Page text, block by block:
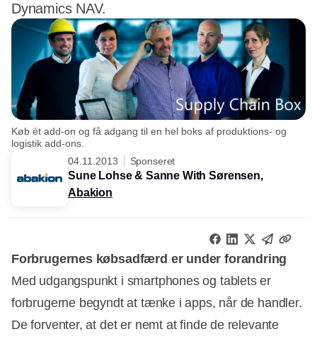
Dynamics NAV.
Køb ét add-on og få adgang til en hel boks af produktions- og
logistik add-ons.
04.11.2013
Sponseret
Sune Lohse & Sanne With Sørensen,
Abakion
Forbrugernes købsadfærd er under forandring
Med udgangspunkt i smartphones og tablets er
forbrugerne begyndt at tænke i apps, når de handler.
De forventer, at det er nemt at finde de relevante